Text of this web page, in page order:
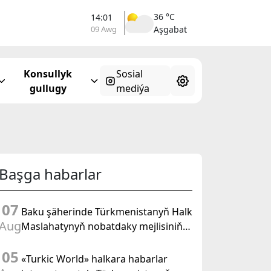
14:01
09 Awg
36 °C
Aşgabat
Konsullyk
gullugy
Sosial
mediýa
Başga habarlar
07 Baku şäherinde Türkmenistanyň Halk
Maslahatynyň nobatdaky mejlisiniň
hukugyň ýyly, 2028» atly
05 «Turkic World» halkara habarlar